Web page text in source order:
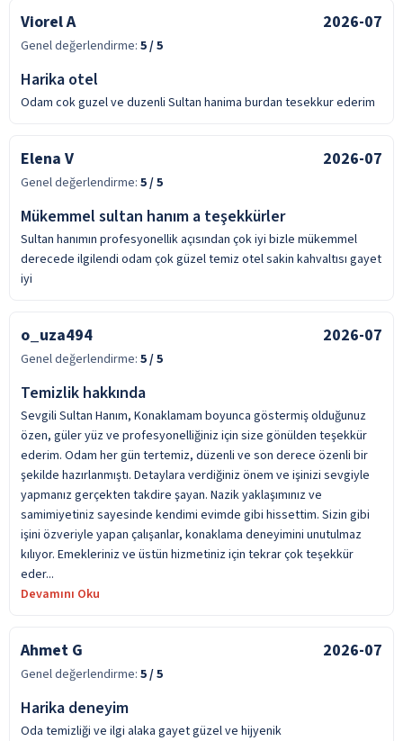
Viorel A 2026-07
Genel değerlendirme: 5/ 5
Harika otel
Odam cok guzel ve duzenli Sultan hanima burdan tesekkur ederim
Elena V 2026-07
Genel değerlendirme: 5/ 5
Mükemmel sultan hanım a teşekkürler
Sultan hanımın profesyonellik açısından çok iyi bizle mükemmel
derecede ilgilendi odam çok güzel temiz otel sakin kahvaltısı gayet
iyi
o_uza494 2026-07
Genel değerlendirme: 5/ 5
Temizlik hakkında
Sevgili Sultan Hanım, Konaklamam boyunca göstermiş olduğunuz
özen, güler yüz ve profesyonelliğiniz için size gönülden teşekkür
ederim. Odam her gün tertemiz, düzenli ve son derece özenli bir
şekilde hazırlanmıştı. Detaylara verdiğiniz önem ve işinizi sevgiyle
yapmanız gerçekten takdire şayan. Nazik yaklaşımınız ve
samimiyetiniz sayesinde kendimi evimde gibi hissettim. Sizin gibi
işini özveriyle yapan çalışanlar, konaklama deneyimini unutulmaz
kılıyor. Emekleriniz ve üstün hizmetiniz için tekrar çok teşekkür
eder...
Devamını Oku
Ahmet G 2026-07
Genel değerlendirme: 5/ 5
Harika deneyim
Oda temizliği ve ilgi alaka gayet güzel ve hijyenik